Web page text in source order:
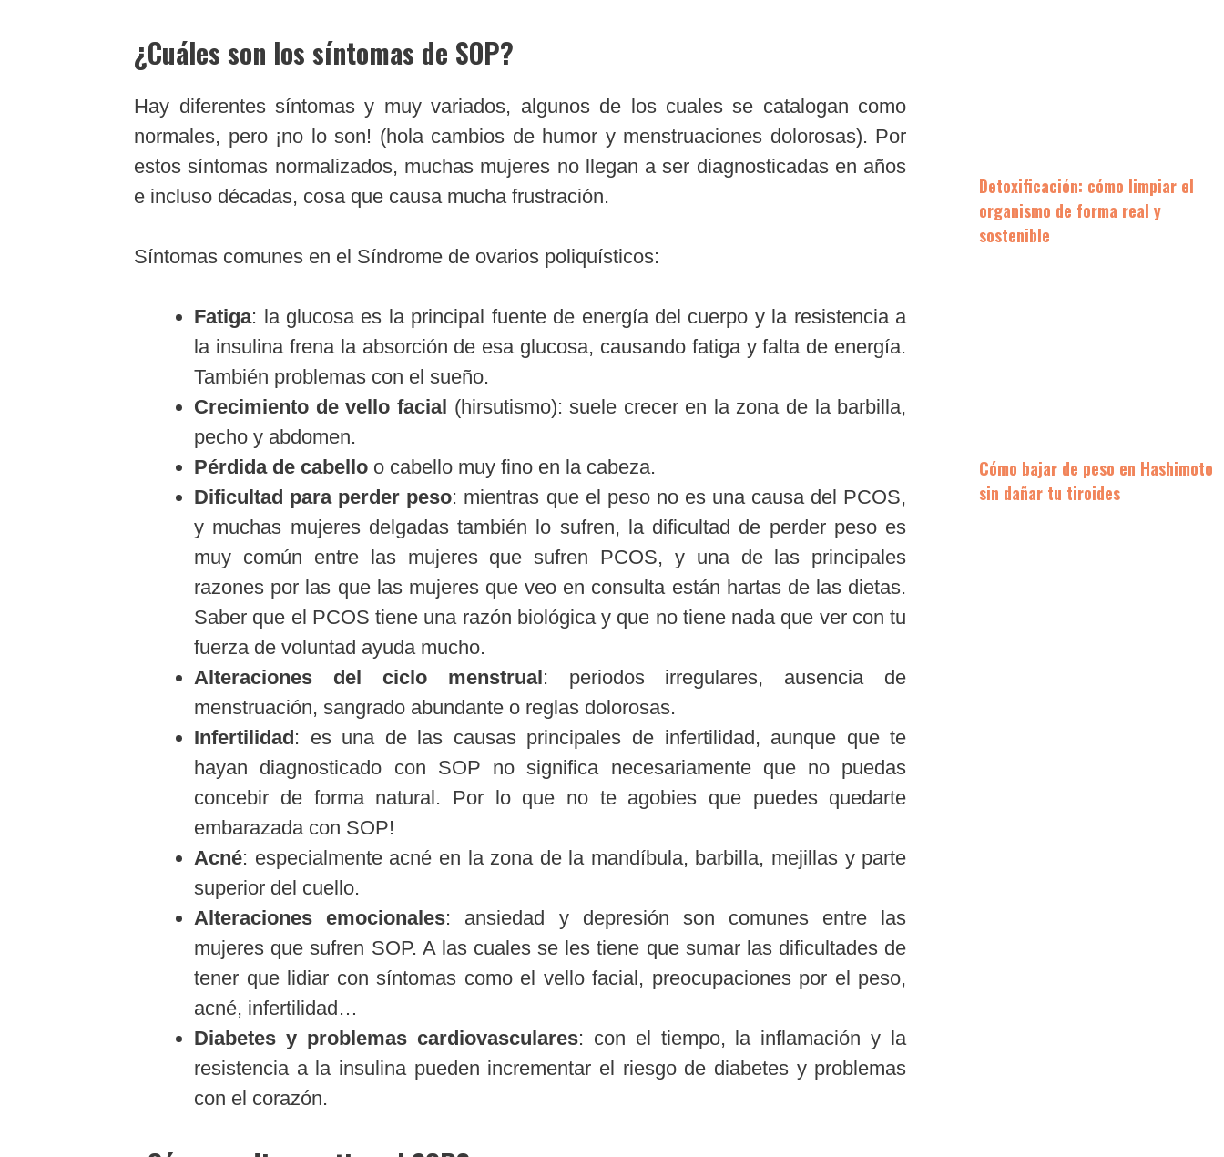
¿Cuáles son los síntomas de SOP?
Hay diferentes síntomas y muy variados, algunos de los cuales se catalogan como
normales, pero ¡no lo son! (hola cambios de humor y menstruaciones dolorosas). Por
estos síntomas normalizados, muchas mujeres no llegan a ser diagnosticadas en años
e incluso décadas, cosa que causa mucha frustración.
Síntomas comunes en el Síndrome de ovarios poliquísticos:
Fatiga: la glucosa es la principal fuente de energía del cuerpo y la resistencia a
la insulina frena la absorción de esa glucosa, causando fatiga y falta de energía.
También problemas con el sueño.
Crecimiento de vello facial (hirsutismo): suele crecer en la zona de la barbilla,
pecho y abdomen.
Pérdida de cabello o cabello muy fino en la cabeza.
Dificultad para perder peso: mientras que el peso no es una causa del PCOS,
y muchas mujeres delgadas también lo sufren, la dificultad de perder peso es
muy común entre las mujeres que sufren PCOS, y una de las principales
razones por las que las mujeres que veo en consulta están hartas de las dietas.
Saber que el PCOS tiene una razón biológica y que no tiene nada que ver con tu
fuerza de voluntad ayuda mucho.
Alteraciones del ciclo menstrual: periodos irregulares, ausencia de
menstruación, sangrado abundante o reglas dolorosas.
Infertilidad: es una de las causas principales de infertilidad, aunque que te
hayan diagnosticado con SOP no significa necesariamente que no puedas
concebir de forma natural. Por lo que no te agobies que puedes quedarte
embarazada con SOP!
Acné: especialmente acné en la zona de la mandíbula, barbilla, mejillas y parte
superior del cuello.
Alteraciones emocionales: ansiedad y depresión son comunes entre las
mujeres que sufren SOP. A las cuales se les tiene que sumar las dificultades de
tener que lidiar con síntomas como el vello facial, preocupaciones por el peso,
acné, infertilidad…
Diabetes y problemas cardiovasculares: con el tiempo, la inflamación y la
resistencia a la insulina pueden incrementar el riesgo de diabetes y problemas
con el corazón.
Detoxificación: cómo limpiar el
organismo de forma real y
sostenible
Cómo bajar de peso en Hashimoto
sin dañar tu tiroides